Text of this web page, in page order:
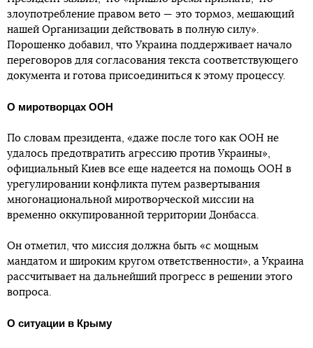
злоупотребление правом вето — это тормоз, мешающий
нашей Организации действовать в полную силу».
Порошенко добавил, что Украина поддерживает начало
переговоров для согласования текста соответствующего
документа и готова присоединиться к этому процессу.
О миротворцах ООН
По словам президента, «даже после того как ООН не
удалось предотвратить агрессию против Украины»,
официальный Киев все еще надеется на помощь ООН в
урегулировании конфликта путем развертывания
многонациональной миротворческой миссии на
временно оккупированной территории Донбасса.
Он отметил, что миссия должна быть «с мощным
мандатом и широким кругом ответственности», а Украина
рассчитывает на дальнейший прогресс в решении этого
вопроса.
О ситуации в Крыму